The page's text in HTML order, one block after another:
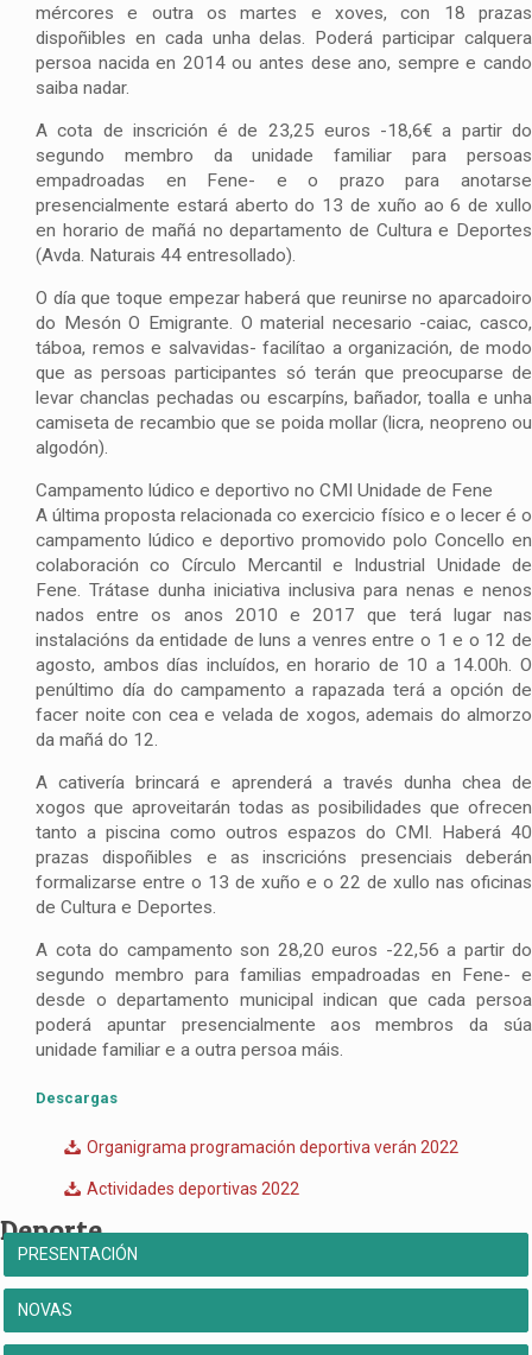
mércores e outra os martes e xoves, con 18 prazas
dispoñibles en cada unha delas. Poderá participar calquera
persoa nacida en 2014 ou antes dese ano, sempre e cando
saiba nadar.
A cota de inscrición é de 23,25 euros -18,6€ a partir do
segundo membro da unidade familiar para persoas
empadroadas en Fene- e o prazo para anotarse
presencialmente estará aberto do 13 de xuño ao 6 de xullo
en horario de mañá no departamento de Cultura e Deportes
(Avda. Naturais 44 entresollado).
O día que toque empezar haberá que reunirse no aparcadoiro
do Mesón O Emigrante. O material necesario -caiac, casco,
táboa, remos e salvavidas- facilítao a organización, de modo
que as persoas participantes só terán que preocuparse de
levar chanclas pechadas ou escarpíns, bañador, toalla e unha
camiseta de recambio que se poida mollar (licra, neopreno ou
algodón).
Campamento lúdico e deportivo no CMI Unidade de Fene
A última proposta relacionada co exercicio físico e o lecer é o
campamento lúdico e deportivo promovido polo Concello en
colaboración co Círculo Mercantil e Industrial Unidade de
Fene. Trátase dunha iniciativa inclusiva para nenas e nenos
nados entre os anos 2010 e 2017 que terá lugar nas
instalacións da entidade de luns a venres entre o 1 e o 12 de
agosto, ambos días incluídos, en horario de 10 a 14.00h. O
penúltimo día do campamento a rapazada terá a opción de
facer noite con cea e velada de xogos, ademais do almorzo
da mañá do 12.
A cativería brincará e aprenderá a través dunha chea de
xogos que aproveitarán todas as posibilidades que ofrecen
tanto a piscina como outros espazos do CMI. Haberá 40
prazas dispoñibles e as inscricións presenciais deberán
formalizarse entre o 13 de xuño e o 22 de xullo nas oficinas
de Cultura e Deportes.
A cota do campamento son 28,20 euros -22,56 a partir do
segundo membro para familias empadroadas en Fene- e
desde o departamento municipal indican que cada persoa
poderá apuntar presencialmente aos membros da súa
unidade familiar e a outra persoa máis.
Descargas
Organigrama programación deportiva verán 2022
Actividades deportivas 2022
Deporte
PRESENTACIÓN
NOVAS